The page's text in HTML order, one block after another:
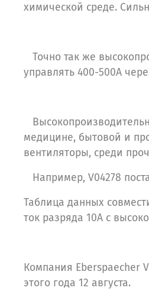
химической среде.
Точно так же
управлять 400-500A
медицине, бытовой и
вентиляторы, среди
Например, V04278
Таблица данных
ток разряда 10A с
Компания Eberspaecher
этого года 12 августа.